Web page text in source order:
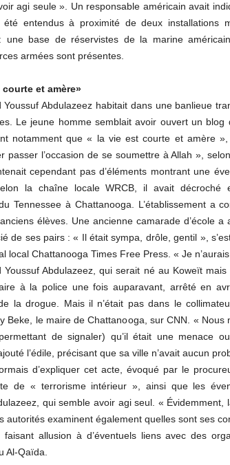
agi seule ». Un responsable américain avait
été entendus à proximité de deux installations
une base de réservistes de la marine
armées sont présentes.
et amère»
Youssuf Abdulazeez habitait dans une banlieue
Le jeune homme semblait avoir ouvert un blog
notamment que « la vie est courte et amère
passer l’occasion de se soumettre à Allah »,
cependant pas d’éléments montrant une
la chaîne locale WRCB, il avait décroché
du Tennessee à Chattanooga. L’établissement a
élèves. Une ancienne camarade d’école
de ses pairs : « Il était sympa, drôle, gentil »,
local Chattanooga Times Free Press. « Je
Youssuf Abdulazeez, qui serait né au Koweït
à la police une fois auparavant, arrêté en
la drogue. Mais il n’était pas dans le
Beke, le maire de Chattanooga, sur CNN. « Nous
de signaler) qu’il était une menace
l’édile, précisant que sa ville n’avait aucun
d’expliquer cet acte, évoqué par le
de « terrorisme intérieur », ainsi que les
qui semble avoir agi seul. « Évidemment,
autorités examinent également quelles sont ses
faisant allusion à d’éventuels liens avec des
Al-Qaïda.